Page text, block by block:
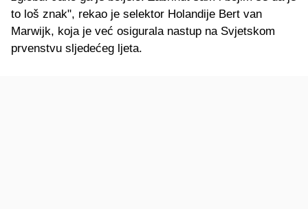
to loš znak", rekao je selektor Holandije Bert van
Marwijk, koja je već osigurala nastup na Svjetskom
prvenstvu sljedećeg ljeta.